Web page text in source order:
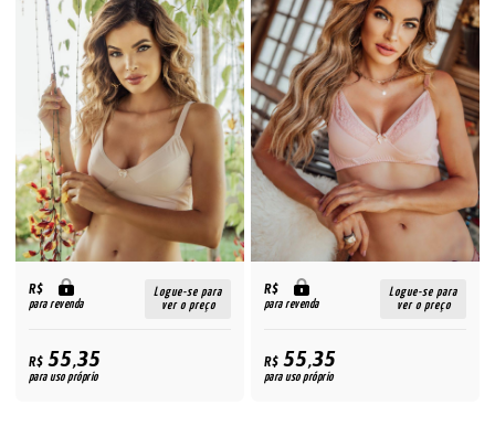
R$
para revenda
Logue-se para
ver o preço
R$55,35
para uso próprio
R$
para revenda
Logue-se para
ver o preço
R$55,35
para uso próprio